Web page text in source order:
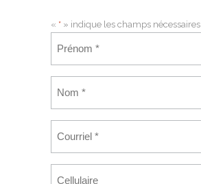
« * » indique les champs nécessaires